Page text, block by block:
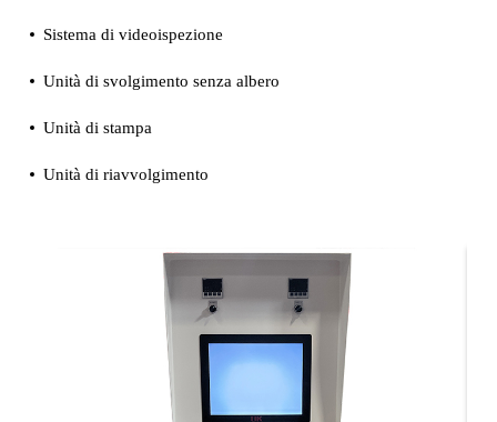
Sistema di videoispezione
Unità di svolgimento senza albero
Unità di stampa
Unità di riavvolgimento